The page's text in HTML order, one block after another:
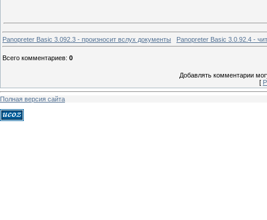
Panopreter Basic 3.092.3 - произносит вслух документы Panopreter Basic 3.0.92.4 -
Всего комментариев: 0
Добавлять комментарии
[
Полная версия сайта